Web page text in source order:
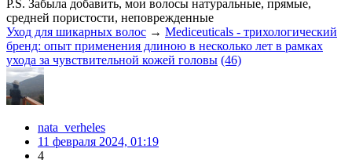
P.S. Забыла добавить, мои волосы натуральные, прямые,
средней пористости, неповрежденные
Уход для шикарных волос → Mediceuticals - трихологический
бренд: опыт применения длиною в несколько лет в рамках
ухода за чувствительной кожей головы (46)
nata_verheles
11 февраля 2024, 01:19
4